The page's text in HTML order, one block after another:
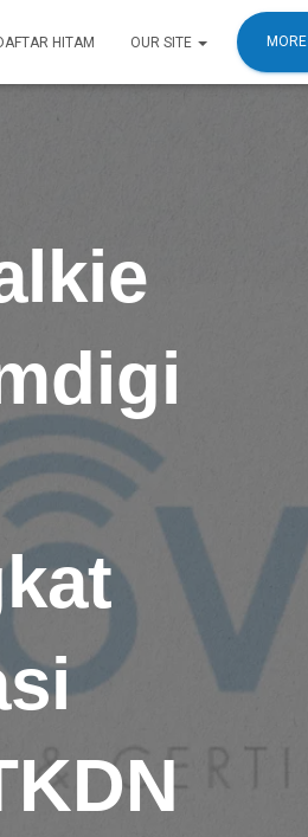
HITAM OUR SITE MORE